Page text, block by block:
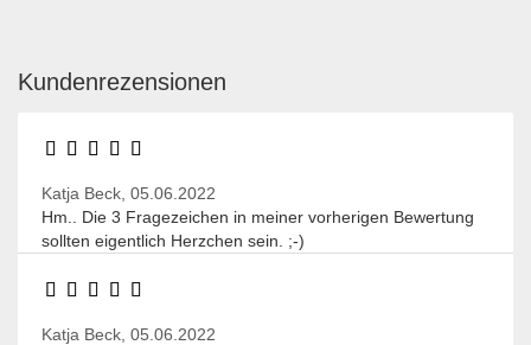
Kundenrezensionen
Katja Beck, 05.06.2022
Hm.. Die 3 Fragezeichen in meiner vorherigen Bewertung
sollten eigentlich Herzchen sein. ;-)
Katja Beck, 05.06.2022